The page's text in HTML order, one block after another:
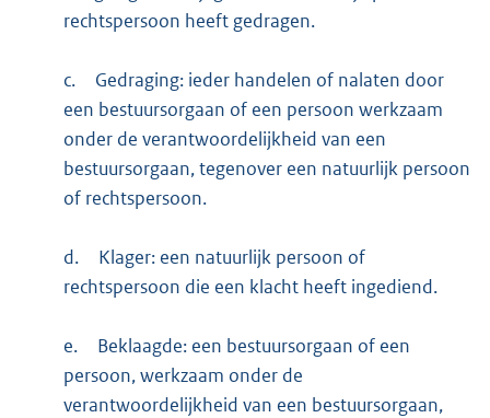
rechtspersoon heeft gedragen.
c.
Gedraging: ieder handelen of nalaten door
een bestuursorgaan of een persoon werkzaam
onder de verantwoordelijkheid van een
bestuursorgaan, tegenover een natuurlijk persoon
of rechtspersoon.
d.
Klager: een natuurlijk persoon of
rechtspersoon die een klacht heeft ingediend.
e.
Beklaagde: een bestuursorgaan of een
persoon, werkzaam onder de
verantwoordelijkheid van een bestuursorgaan,